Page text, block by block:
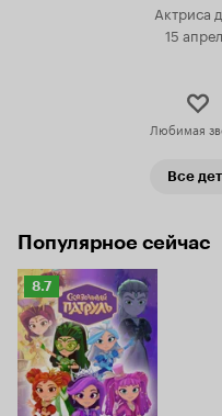
Актриса
15
Любимая
Все
Популярное сейчас
Рейтинг
Кинопоиска
8.7
8.7